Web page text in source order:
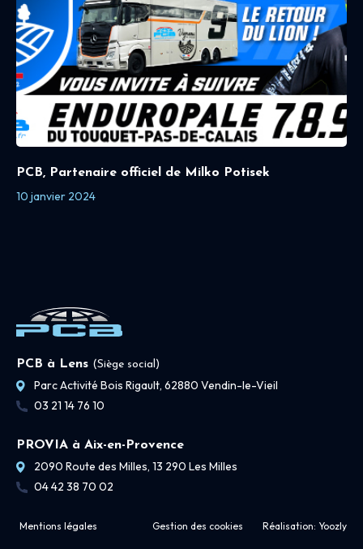
PCB, Partenaire officiel de Milko Potisek
10 janvier 2024
PCB à Lens (Siège social)
Parc Activité Bois Rigault, 62880 Vendin-le-Vieil
03 21 14 76 10
PROVIA à Aix-en-Provence
2090 Route des Milles, 13 290 Les Milles
04 42 38 70 02
Mentions légales Gestion des cookies Réalisation: Yoozly